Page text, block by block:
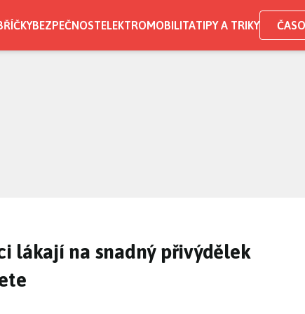
BEZPEČNOSTELEKTROMOBILITATIPY A TRIKY
lákají na snadný přivýdělek